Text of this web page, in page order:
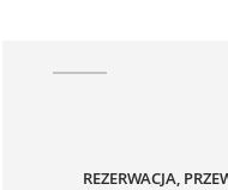
REZERWACJA,